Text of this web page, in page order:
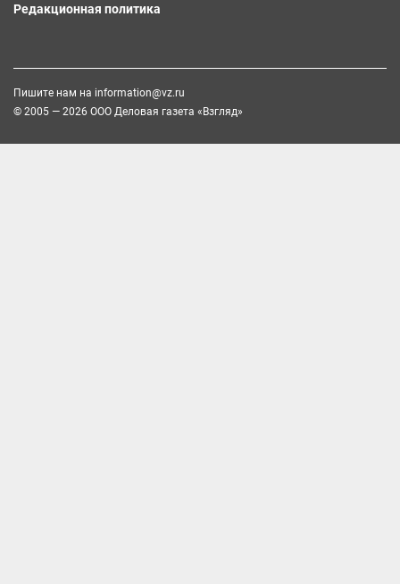
Редакционная политика
Пишите нам на information@vz.ru
© 2005 — 2026 ООО Деловая газета «Взгляд»